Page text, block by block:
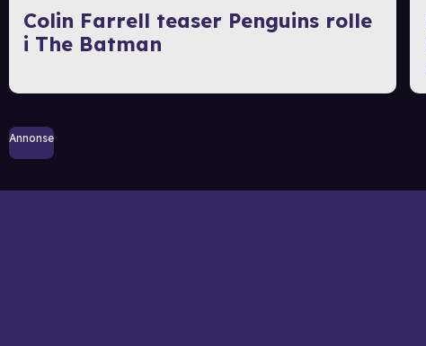
Colin Farrell teaser Penguins rolle
i The Batman
Annonse